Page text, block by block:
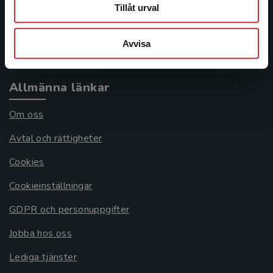
Tillåt urval
Avvisa
Köpvillkor
Allmänna länkar
Om oss
Avtal och rättigheter
Cookies
Cookieinställningar
GDPR och personuppgifter
Jobba hos oss
Lediga tjänster